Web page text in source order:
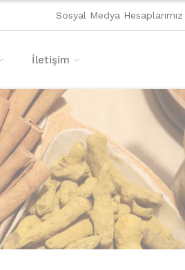
Sosyal Medya Hesaplarımız
İletişim